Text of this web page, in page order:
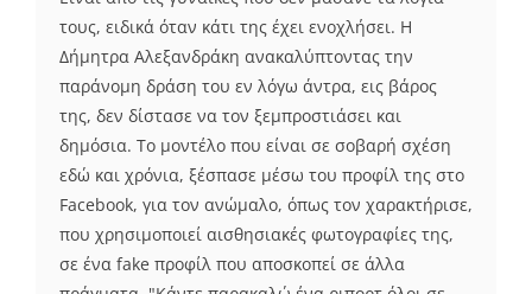
τους, ειδικά όταν κάτι της έχει ενοχλήσει. Η
Δήμητρα Αλεξανδράκη ανακαλύπτοντας την
παράνομη δράση του εν λόγω άντρα, εις βάρος
της, δεν δίστασε να τον ξεμπροστιάσει και
δημόσια. Το μοντέλο που είναι σε σοβαρή σχέση
εδώ και χρόνια, ξέσπασε μέσω του προφίλ της στο
Facebook, για τον ανώμαλο, όπως τον χαρακτήρισε,
που χρησιμοποιεί αισθησιακές φωτογραφίες της,
σε ένα fake προφίλ που αποσκοπεί σε άλλα